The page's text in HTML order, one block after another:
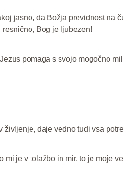
jasno, da Božja previdnost na
Bog je ljubezen!
pomaga s svojo mogočno
življenje, daje vedno tudi vsa
mi je v tolažbo in mir, to je moje